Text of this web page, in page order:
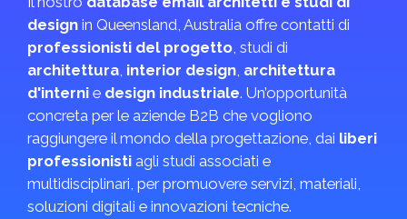
design in Queensland, Australia offre contatti di
professionisti del progetto, studi di
architettura, interior design, architettura
d'interni e design industriale. Un’opportunità
concreta per le aziende B2B che vogliono
raggiungere il mondo della progettazione, dai liberi
professionisti agli studi associati e
multidisciplinari, per promuovere servizi, materiali,
soluzioni digitali e innovazioni tecniche.